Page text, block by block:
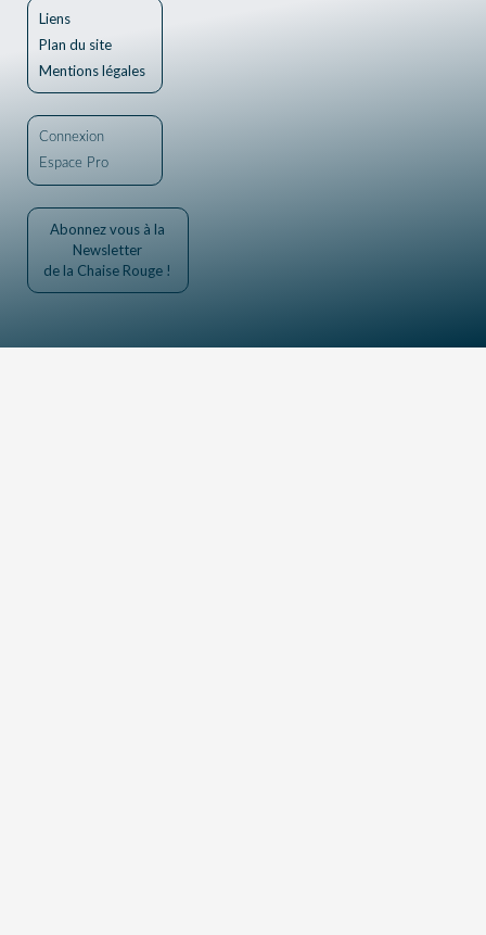
Liens
Plan du site
Mentions légales
Connexion
Espace Pro
Abonnez vous à la
Newsletter
de la Chaise Rouge !